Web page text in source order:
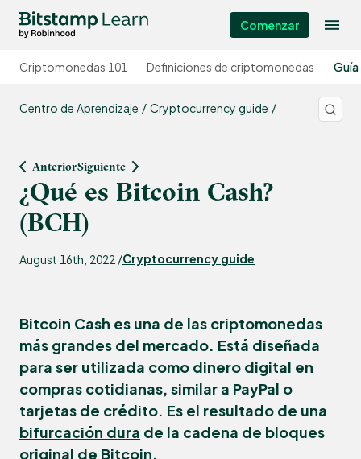
Comenzar
Criptomonedas 101 Definiciones de criptomonedas
Centro de Aprendizaje Cryptocurrency guide
AnteriorSiguiente
¿Qué es Bitcoin Cash?
(BCH)
August 16th, 2022 /Cryptocurrency guide
Bitcoin Cash es una de las criptomonedas
más grandes del mercado. Está diseñada
para ser utilizada como dinero digital en
compras cotidianas, similar a PayPal o
tarjetas de crédito. Es el resultado de una
bifurcación dura de la cadena de bloques
original de Bitcoin.